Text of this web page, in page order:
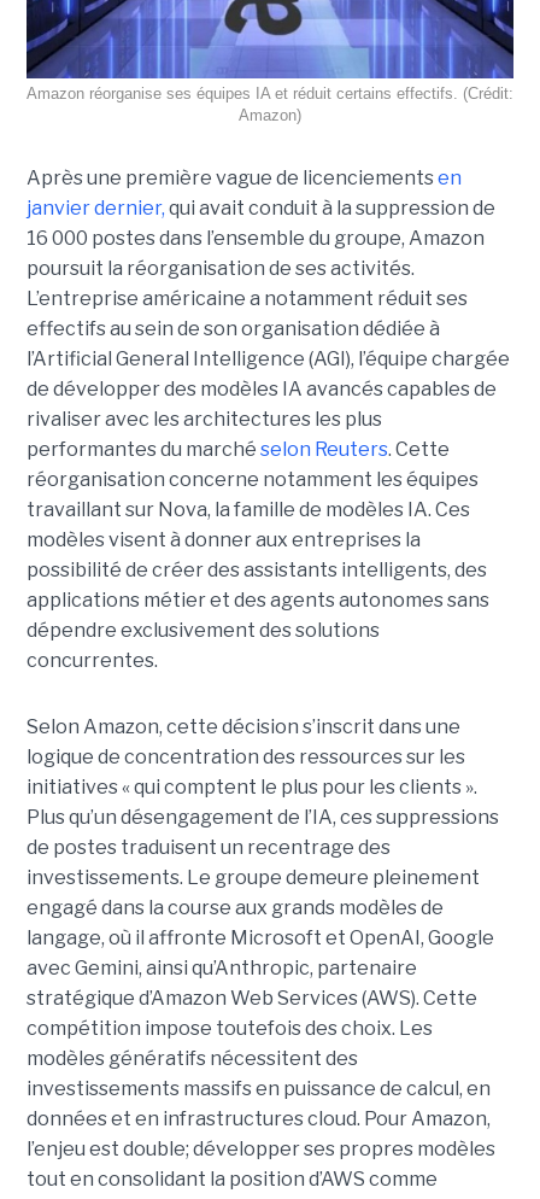
Amazon réorganise ses équipes IA et réduit certains effectifs. (Crédit:
Amazon)
Après une première vague de licenciementsen
janvier dernier, qui avait conduit à la suppression de
16 000 postes dans l’ensemble du groupe, Amazon
poursuit la réorganisation de ses activités.
L’entreprise américaine a notamment réduit ses
effectifs au sein de son organisation dédiée à
l’Artificial General Intelligence (AGI), l’équipe chargée
de développer des modèles IA avancés capables de
rivaliser avec les architectures les plus
performantes du marché selon Reuters. Cette
réorganisation concerne notamment les équipes
travaillant sur Nova, la famille de modèles IA. Ces
modèles visent à donner aux entreprises la
possibilité de créer des assistants intelligents, des
applications métier et des agents autonomes sans
dépendre exclusivement des solutions
concurrentes.
Selon Amazon, cette décision s’inscrit dans une
logique de concentration des ressources sur les
initiatives « qui comptent le plus pour les clients ».
Plus qu’un désengagement de l’IA, ces suppressions
de postes traduisent un recentrage des
investissements. Le groupe demeure pleinement
engagé dans la course aux grands modèles de
langage, où il affronte Microsoft et OpenAI, Google
avec Gemini, ainsi qu’Anthropic, partenaire
stratégique d’Amazon Web Services (AWS). Cette
compétition impose toutefois des choix. Les
modèles génératifs nécessitent des
investissements massifs en puissance de calcul, en
données et en infrastructures cloud. Pour Amazon,
l’enjeu est double; développer ses propres modèles
tout en consolidant la position d’AWS comme